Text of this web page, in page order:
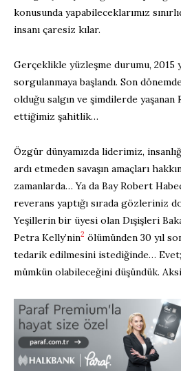
konusunda yapabileceklarımız
insanı çaresiz kılar.
Gerçeklikle yüzleşme durumu, 2015
sorgulanmaya başlandı. Son
olduğu salgın ve şimdilerde yaşanan
ettiğimiz şahitlik…
Özgür dünyamızda liderimiz,
ardı etmeden savaşın amaçları
zamanlarda… Ya da Bay Robert
reverans yaptığı sırada gözleriniz
Yeşillerin bir üyesi olan Dışişleri
Petra Kelly’nin2 ölümünden 30 yıl
tedarik edilmesini istediğinde…
mümkün olabileceğini düşündük.